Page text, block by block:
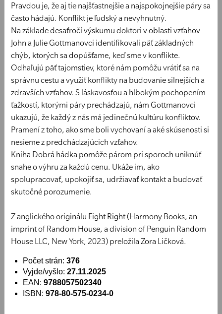
Pravdou je, že aj tie najšťastnejšie a najspokojnejšie páry sa
často hádajú. Konflikt je ľudský a nevyhnutný.
Na základe desaťročí výskumu doktori v oblasti vzťahov
John a Julie Gottmanovci identifikovali päť základných
chýb, ktorých sa dopúšťame, keď sme v konflikte.
Odhaľujú päť tajomstiev, ktoré nám pomôžu vrátiť sa na
správnu cestu a využiť konflikty na budovanie silnejších a
zdravších vzťahov. S láskavosťou a hlbokým pochopením
ťažkostí, ktorými páry prechádzajú, nám Gottmanovci
ukazujú, že každý z nás má jedinečnú kultúru konfliktov.
Pramení z toho, ako sme boli vychovaní a aké skúsenosti si
nesieme z predchádzajúcich vzťahov.
Kniha Dobrá hádka pomôže párom pri sporoch uniknúť
snahe o výhru za každú cenu. Ukáže im, ako
spolupracovať, upokojiť sa, udržiavať kontakt a budovať
skutočné porozumenie.
Z anglického originálu Fight Right (Harmony Books, an
imprint of Random House, a division of Penguin Random
House LLC, New York, 2023) preložila Zora Ličková.
Počet strán: 376
Vyjde/vyšlo: 27.11.2025
EAN: 9788057502340
ISBN: 978-80-575-0234-0